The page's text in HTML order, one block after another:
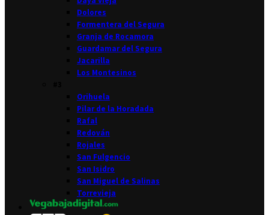
Dolores
Formentera del Segura
Granja de Rocamora
Guardamar del Segura
Jacarilla
Los Montesinos
Orihuela
Pilar de la Horadada
Rafal
Redován
Rojales
San Fulgencio
San Isidro
San Miguel de Salinas
Torrevieja